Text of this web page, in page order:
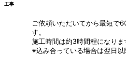
ご依頼いただいてから最短で
す。
施工時間は約3時間程になりま
※込み合っている場合は翌日以
工事